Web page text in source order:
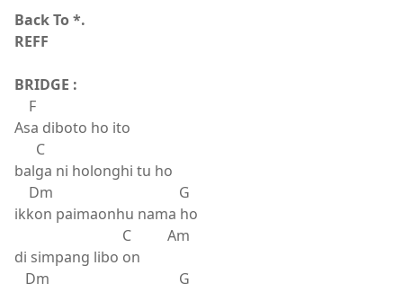
Back To *.
REFF
BRIDGE :
F
Asa diboto ho ito
C
balga ni holonghi tu ho
Dm G
ikkon paimaonhu nama ho
C Am
di simpang libo on
Dm G